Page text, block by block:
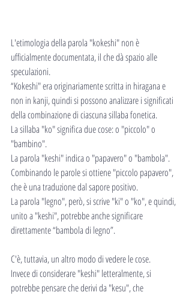
L'etimologia della parola "kokeshi" non è
ufficialmente documentata, il che dà spazio alle
speculazioni.
“Kokeshi" era originariamente scritta in hiragana e
non in kanji, quindi si possono analizzare i significati
della combinazione di ciascuna sillaba fonetica.
La sillaba "ko" significa due cose: o "piccolo" o
"bambino".
La parola "keshi" indica o "papavero" o "bambola".
Combinando le parole si ottiene "piccolo papavero",
che è una traduzione dal sapore positivo.
La parola "legno", però, si scrive "ki" o "ko", e quindi,
unito a "keshi", potrebbe anche significare
direttamente “bambola di legno”.
C'è, tuttavia, un altro modo di vedere le cose.
Invece di considerare "keshi" letteralmente, si
potrebbe pensare che derivi da "kesu", che